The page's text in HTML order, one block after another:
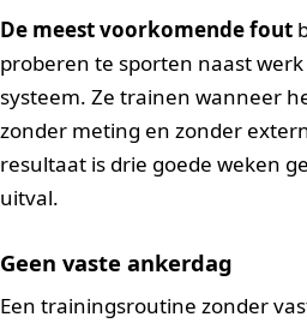
De meest voorkomende fout
proberen te sporten naast
systeem. Ze trainen wanneer
zonder meting en zonder
resultaat is drie goede weken
uitval.
Geen vaste ankerdag
Een trainingsroutine zonder